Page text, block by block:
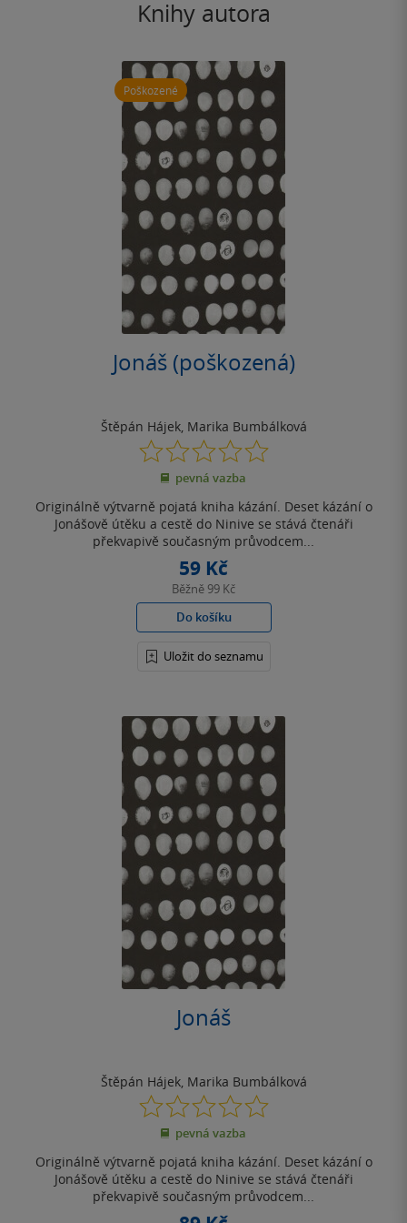
Knihy autora
Poškozené
Jonáš (poškozená)
Štěpán Hájek, Marika Bumbálková
0.0
z
5
pevná vazba
Originálně výtvarně pojatá kniha kázání. Deset kázání o
Jonášově útěku a cestě do Ninive se stává čtenáři
překvapivě současným průvodcem...
59 Kč
Běžně 99 Kč
Do košíku
Uložit do seznamu
Jonáš
Štěpán Hájek, Marika Bumbálková
0.0
z
5
pevná vazba
Originálně výtvarně pojatá kniha kázání. Deset kázání o
Jonášově útěku a cestě do Ninive se stává čtenáři
překvapivě současným průvodcem...